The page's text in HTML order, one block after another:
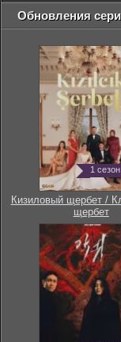
Обновления
1
Кизиловый щербет /
щербет